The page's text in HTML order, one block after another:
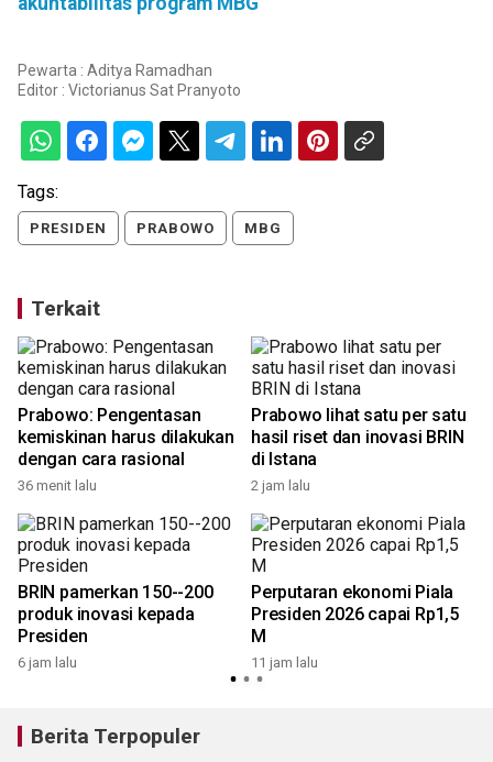
Pewarta : Aditya Ramadhan
Editor : Victorianus Sat Pranyoto
Tags:
PRESIDEN PRABOWO MBG
Terkait
Prabowo: Pengentasan
kemiskinan harus dilakukan
dengan cara rasional
36 menit lalu
Prabowo lihat satu per satu
hasil riset dan inovasi BRIN
di Istana
2 jam lalu
BRIN pamerkan 150--200
produk inovasi kepada
Presiden
6 jam lalu
Perputaran ekonomi Piala
Presiden 2026 capai Rp1,5
M
11 jam lalu
Berita Terpopuler